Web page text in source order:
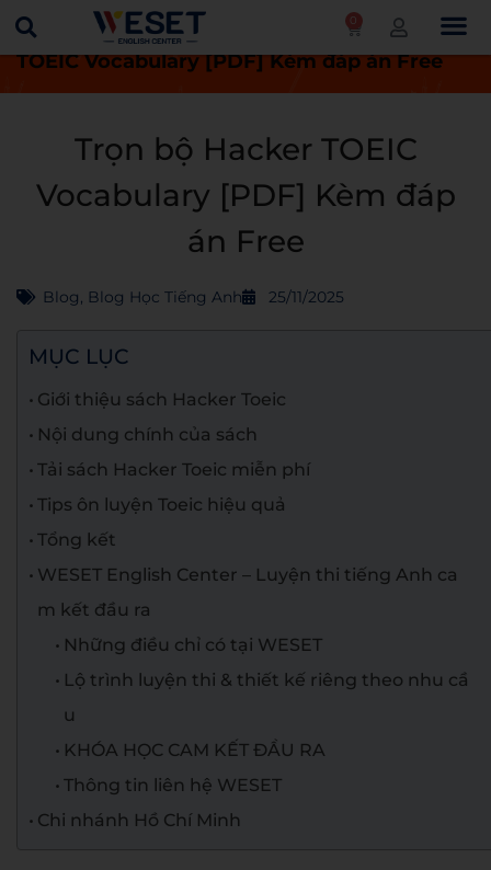
0
Trang chủ Blog
Trọn bộ Hacker
TOEIC Vocabulary [PDF] Kèm đáp án Free
Trọn bộ Hacker TOEIC
Vocabulary [PDF] Kèm đáp
án Free
Blog, Blog Học Tiếng Anh 25/11/2025
MỤC LỤC
Giới thiệu sách Hacker Toeic
Nội dung chính của sách
Tải sách Hacker Toeic miễn phí
Tips ôn luyện Toeic hiệu quả
Tổng kết
WESET English Center – Luyện thi tiếng Anh ca
m kết đầu ra
Những điều chỉ có tại WESET
Lộ trình luyện thi & thiết kế riêng theo nhu cầ
u
KHÓA HỌC CAM KẾT ĐẦU RA
Thông tin liên hệ WESET
Chi nhánh Hồ Chí Minh